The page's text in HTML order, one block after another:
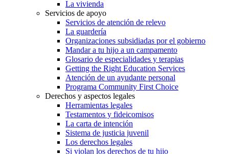
La vivienda
Servicios de apoyo
Servicios de atención de relevo
La guardería
Organizaciones subsidiadas por el gobierno
Mandar a tu hijo a un campamento
Glosario de especialidades y terapias
Getting the Right Education Services
Atención de un ayudante personal
Programa Community First Choice
Derechos y aspectos legales
Herramientas legales
Testamentos y fideicomisos
La carta de intención
Sistema de justicia juvenil
Los derechos legales
Si violan los derechos de tu hijo